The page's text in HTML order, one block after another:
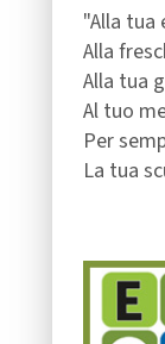
"Alla tua
Alla
Alla tua
Al tuo
Per
La tua